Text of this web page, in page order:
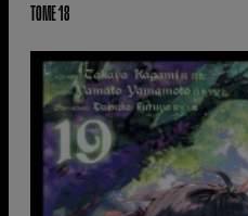
TOME 18